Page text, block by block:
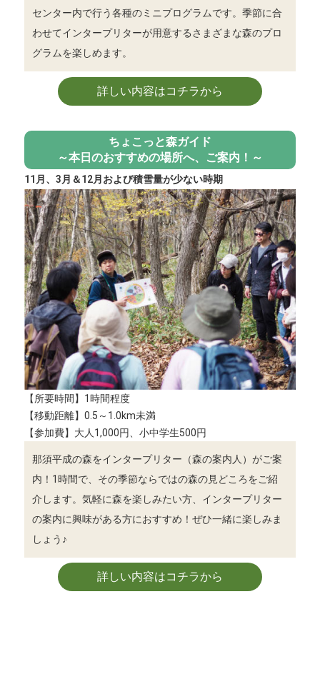
センター内で行う各種のミニプログラムです。季節に合
わせてインタープリターが用意するさまざまな森のプロ
グラムを楽しめます。
詳しい内容はコチラから
ちょこっと森ガイド
～本日のおすすめの場所へ、ご案内！～
11月、3月＆12月および積雪量が少ない時期
【所要時間】1時間程度
【移動距離】0.5～1.0km未満
【参加費】大人1,000円、小中学生500円
那須平成の森をインタープリター（森の案内人）がご案
内！1時間で、その季節ならではの森の見どころをご紹
介します。気軽に森を楽しみたい方、インタープリター
の案内に興味がある方におすすめ！ぜひ一緒に楽しみま
しょう♪
詳しい内容はコチラから